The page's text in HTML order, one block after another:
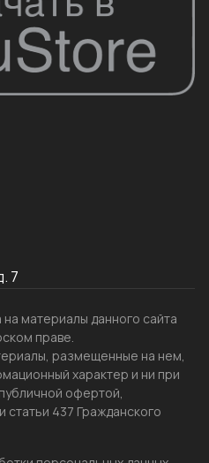
7
материалы данного сайта
праве.
размещенные на нем,
характер и ни при
офертой,
437 Гражданского